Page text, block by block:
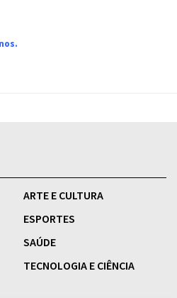
ARTE E CULTURA
ESPORTES
SAÚDE
TECNOLOGIA E CIÊNCIA